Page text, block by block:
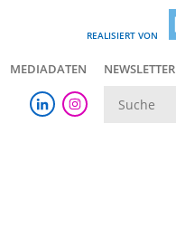
REALISIERT VON
MEDIADATEN NEWSLETTER